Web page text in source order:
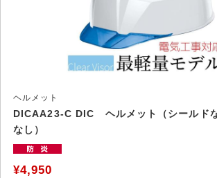
ヘルメット
DICAA23-C DIC ヘルメット（シールド
なし）
¥4,950